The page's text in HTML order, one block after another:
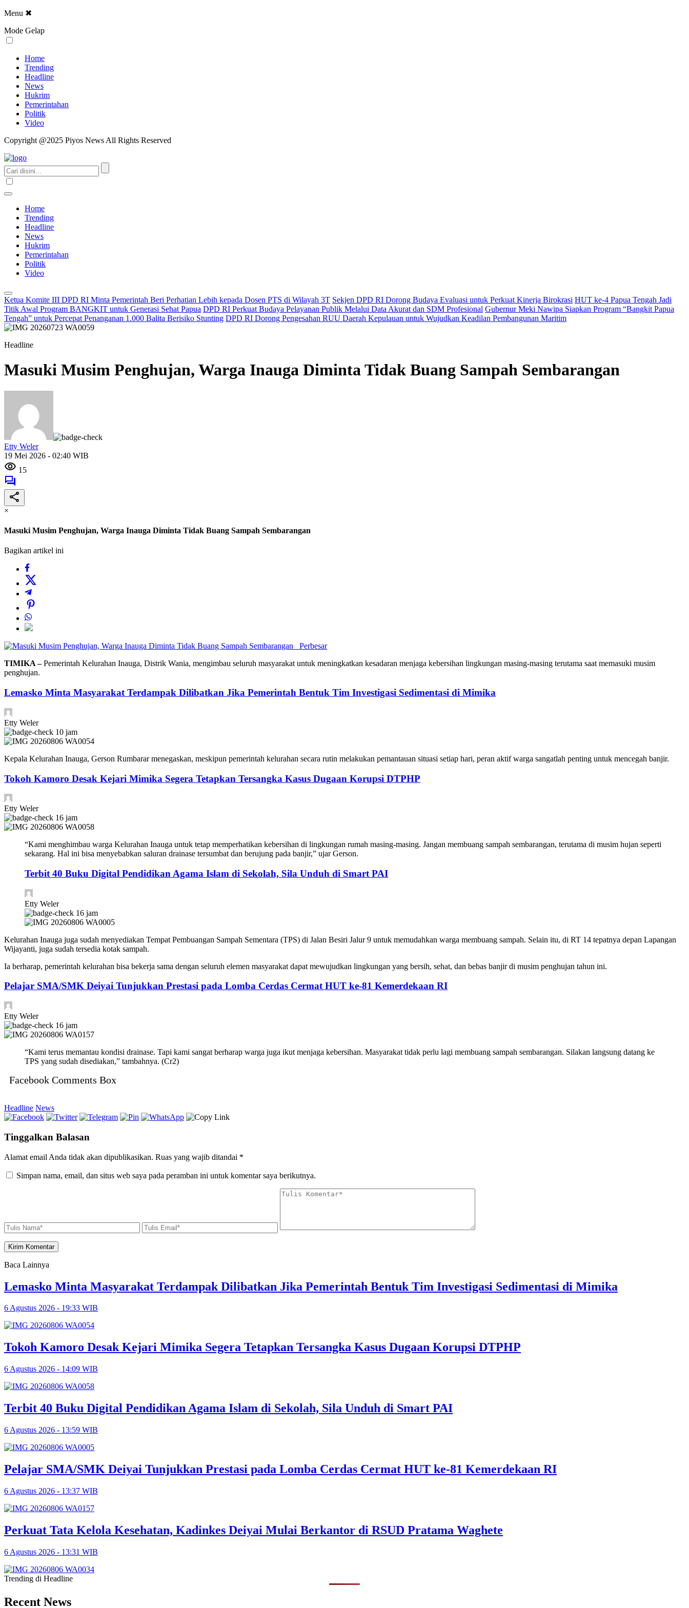
Menu ✖
Mode Gelap
Home
Trending
Headline
News
Hukrim
Pemerintahan
Politik
Video
Copyright @2025 Piyos News All Rights Reserved
Home
Trending
Headline
News
Hukrim
Pemerintahan
Politik
Video
Ketua Komite III DPD RI Minta Pemerintah Beri Perhatian Lebih kepada Dosen PTS di Wilayah 3T Sekjen DPD RI Dorong Budaya Evaluasi untuk Perkuat Kinerja Birokrasi HUT ke-4 Papua Tengah Jadi
Titik Awal Program BANGKIT untuk Generasi Sehat Papua DPD RI Perkuat Budaya Pelayanan Publik Melalui Data Akurat dan SDM Profesional Gubernur Meki Nawipa Siapkan Program “Bangkit Papua
Tengah” untuk Percepat Penanganan 1.000 Balita Berisiko Stunting DPD RI Dorong Pengesahan RUU Daerah Kepulauan untuk Wujudkan Keadilan Pembangunan Maritim
Headline
Masuki Musim Penghujan, Warga Inauga Diminta Tidak Buang Sampah Sembarangan
Etty Weler
19 Mei 2026 - 02:40 WIB
15
×
Masuki Musim Penghujan, Warga Inauga Diminta Tidak Buang Sampah Sembarangan
Bagikan artikel ini
Perbesar
TIMIKA –Pemerintah Kelurahan Inauga, Distrik Wania, mengimbau seluruh masyarakat untuk meningkatkan kesadaran menjaga kebersihan lingkungan masing-masing terutama saat memasuki musim
penghujan.
Lemasko Minta Masyarakat Terdampak Dilibatkan Jika Pemerintah Bentuk Tim Investigasi Sedimentasi di Mimika
Etty Weler
10 jam
Kepala Kelurahan Inauga, Gerson Rumbarar menegaskan, meskipun pemerintah kelurahan secara rutin melakukan pemantauan situasi setiap hari, peran aktif warga sangatlah penting untuk mencegah banjir.
Tokoh Kamoro Desak Kejari Mimika Segera Tetapkan Tersangka Kasus Dugaan Korupsi DTPHP
Etty Weler
16 jam
“Kami menghimbau warga Kelurahan Inauga untuk tetap memperhatikan kebersihan di lingkungan rumah masing-masing. Jangan membuang sampah sembarangan, terutama di musim hujan seperti
sekarang. Hal ini bisa menyebabkan saluran drainase tersumbat dan berujung pada banjir,” ujar Gerson.
Terbit 40 Buku Digital Pendidikan Agama Islam di Sekolah, Sila Unduh di Smart PAI
Etty Weler
16 jam
Kelurahan Inauga juga sudah menyediakan Tempat Pembuangan Sampah Sementara (TPS) di Jalan Besiri Jalur 9 untuk memudahkan warga membuang sampah. Selain itu, di RT 14 tepatnya depan Lapangan
Wijayanti, juga sudah tersedia kotak sampah.
Ia berharap, pemerintah kelurahan bisa bekerja sama dengan seluruh elemen masyarakat dapat mewujudkan lingkungan yang bersih, sehat, dan bebas banjir di musim penghujan tahun ini.
Pelajar SMA/SMK Deiyai Tunjukkan Prestasi pada Lomba Cerdas Cermat HUT ke-81 Kemerdekaan RI
Etty Weler
16 jam
“Kami terus memantau kondisi drainase. Tapi kami sangat berharap warga juga ikut menjaga kebersihan. Masyarakat tidak perlu lagi membuang sampah sembarangan. Silakan langsung datang ke
TPS yang sudah disediakan,” tambahnya. (Cr2)
Facebook Comments Box
Headline News
Tinggalkan Balasan
Alamat email Anda tidak akan dipublikasikan. Ruas yang wajib ditandai *
Simpan nama, email, dan situs web saya pada peramban ini untuk komentar saya berikutnya.
Baca Lainnya
Lemasko Minta Masyarakat Terdampak Dilibatkan Jika Pemerintah Bentuk Tim Investigasi Sedimentasi di Mimika
6 Agustus 2026 - 19:33 WIB
Tokoh Kamoro Desak Kejari Mimika Segera Tetapkan Tersangka Kasus Dugaan Korupsi DTPHP
6 Agustus 2026 - 14:09 WIB
Terbit 40 Buku Digital Pendidikan Agama Islam di Sekolah, Sila Unduh di Smart PAI
6 Agustus 2026 - 13:59 WIB
Pelajar SMA/SMK Deiyai Tunjukkan Prestasi pada Lomba Cerdas Cermat HUT ke-81 Kemerdekaan RI
6 Agustus 2026 - 13:37 WIB
Perkuat Tata Kelola Kesehatan, Kadinkes Deiyai Mulai Berkantor di RSUD Pratama Waghete
6 Agustus 2026 - 13:31 WIB
Trending di Headline
Recent News